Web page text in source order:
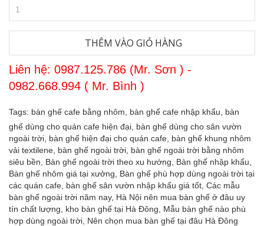
THÊM VÀO GIỎ HÀNG
Liên hệ: 0987.125.786 (Mr. Sơn ) -
0982.668.994 ( Mr. Bình )
Tags: bàn ghế cafe bằng nhôm, bàn ghế cafe nhập khẩu, bàn
ghế dùng cho quán cafe hiện đại, bàn ghế dùng cho sân vườn
ngoài trời, bàn ghế hiện đại cho quán cafe, bàn ghế khung nhôm
vải textilene, bàn ghế ngoài trời, bàn ghế ngoài trời bằng nhôm
siêu bền, Bàn ghế ngoài trời theo xu hướng, Bàn ghế nhập khẩu,
Bàn ghế nhôm giá tại xưởng, Bàn ghế phù hợp dùng ngoài trời tại
các quán cafe, bàn ghế sân vườn nhập khẩu giá tốt, Các mẫu
bàn ghế ngoài trời năm nay, Hà Nội nên mua bàn ghế ở đâu uy
tín chất lượng, kho bàn ghế tại Hà Đông, Mẫu bàn ghế nào phù
hợp dùng ngoài trời, Nên chọn mua bàn ghế tại đâu Hà Đông